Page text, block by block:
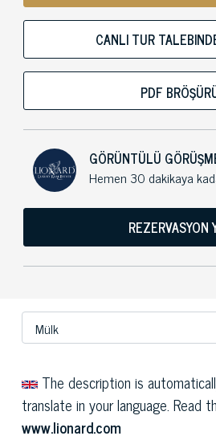
CANLI TUR
PDF
GÖRÜNTÜLÜ
Hemen 30 dakikaya
REZERVASYON
The description is
translate in your language. Read
www.lionard.com